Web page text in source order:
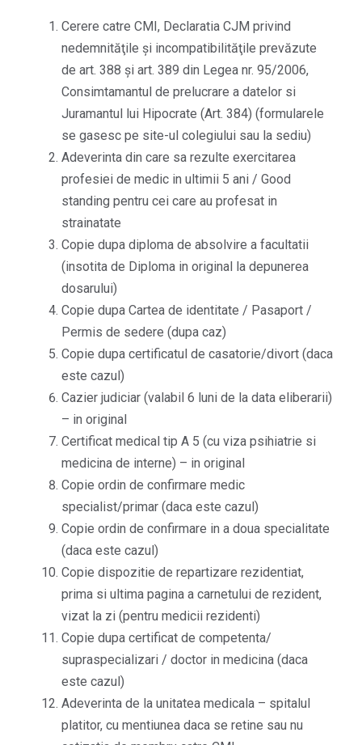
Cerere catre CMI, Declaratia CJM privind
nedemnităţile şi incompatibilităţile prevăzute
de art. 388 și art. 389 din Legea nr. 95/2006,
Consimtamantul de prelucrare a datelor si
Juramantul lui Hipocrate (Art. 384) (formularele
se gasesc pe site-ul colegiului sau la sediu)
Adeverinta din care sa rezulte exercitarea
profesiei de medic in ultimii 5 ani / Good
standing pentru cei care au profesat in
strainatate
Copie dupa diploma de absolvire a facultatii
(insotita de Diploma in original la depunerea
dosarului)
Copie dupa Cartea de identitate / Pasaport /
Permis de sedere (dupa caz)
Copie dupa certificatul de casatorie/divort (daca
este cazul)
Cazier judiciar (valabil 6 luni de la data eliberarii)
– in original
Certificat medical tip A 5 (cu viza psihiatrie si
medicina de interne) – in original
Copie ordin de confirmare medic
specialist/primar (daca este cazul)
Copie ordin de confirmare in a doua specialitate
(daca este cazul)
Copie dispozitie de repartizare rezidentiat,
prima si ultima pagina a carnetului de rezident,
vizat la zi (pentru medicii rezidenti)
Copie dupa certificat de competenta/
supraspecializari / doctor in medicina (daca
este cazul)
Adeverinta de la unitatea medicala – spitalul
platitor, cu mentiunea daca se retine sau nu